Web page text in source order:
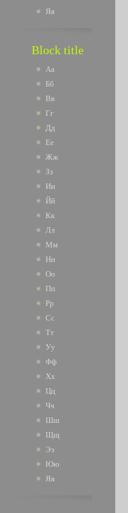
Яя
Block title
Аа
Бб
Вв
Гг
Дд
Ее
Жж
Зз
Ии
Йй
Кк
Лл
Мм
Нн
Оо
Пп
Рр
Сс
Тт
Уу
Фф
Хх
Цц
Чч
Шш
Щщ
Ээ
Юю
Яя